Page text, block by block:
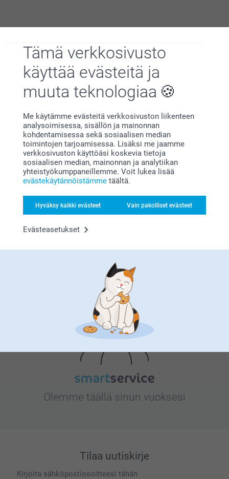
Tämä verkkosivusto
käyttää evästeitä ja
muuta teknologiaa
Me käytämme evästeitä verkkosivuston liikenteen
analysoimisessa, sisällön ja mainonnan
kohdentamisessa sekä sosiaalisen median
toimintojen tarjoamisessa. Lisäksi me jaamme
verkkosivuston käyttöäsi koskevia tietoja
sosiaalisen median, mainonnan ja analytiikan
yhteistyökumppaneillemme. Voit lukea lisää
evästekäytännöistämme täältä.
Hyväksy kaikki evästeet Vain pakolliset evästeet
Evästeasetukset
Tyytyväisyystakuu
Bonusta kaikista tilauksista
Etsitkö inspiraatiota?
Olemme täällä sinun vuoksesi
Tilaa uutiskirje
Kirjoita sähköpostiosoitteesi tähän